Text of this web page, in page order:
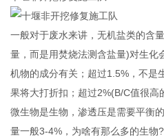
一般对于废水来讲，无机盐类的含
量，而是用焚烧法测含盐量)对生化
机物的成分有关；超过1.5%，不是
果将大打折扣；超过2%(B/C值很高
微生物是生物，渗透压是需要平衡
量一般3-4%，为啥有那么多的生物